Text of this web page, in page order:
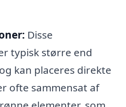
Disse
typisk større end
kan placeres direkte
ofte sammensat af